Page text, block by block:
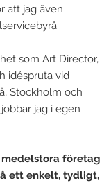
att jag även
som Art Director,
idéspruta vid
Stockholm och
jag i egen
företag
ett enkelt, tydligt,